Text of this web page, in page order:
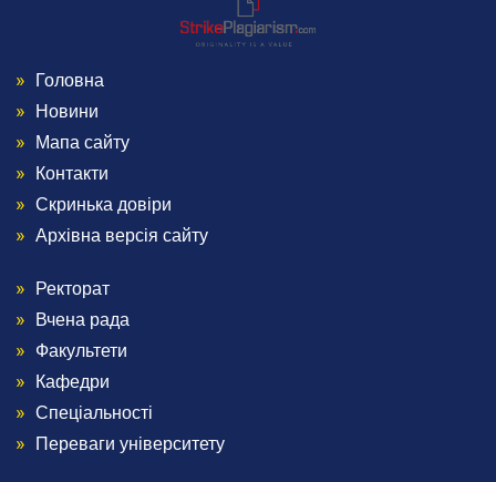
Menu
Footer
1
Головна
Новини
Мапа сайту
Контакти
Скринька довіри
Архівна версія сайту
Menu
Footer
2
Ректорат
Вчена рада
Факультети
Кафедри
Спеціальності
Переваги університету